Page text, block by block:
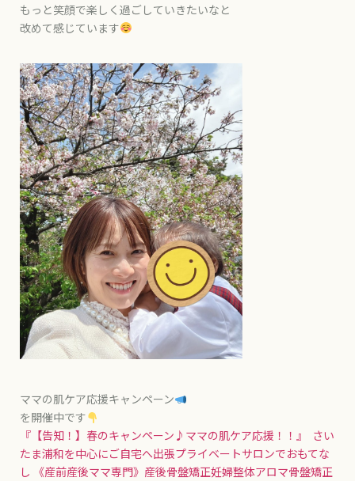
もっと笑顔で楽しく過ごしていきたいなと
改めて感じています
ママの肌ケア応援キャンペーン
を開催中です
『【告知！】春のキャンペーン♪ママの肌ケア応援！！』
さい
たま浦和を中心にご自宅へ出張プライベートサロンでおもてな
し 《産前産後ママ専門》産後骨盤矯正妊婦整体アロマ骨盤矯正